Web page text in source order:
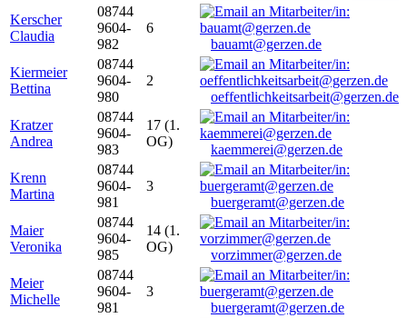
Kerscher
Claudia
08744
9604-
982
6
bauamt@gerzen.de
Kiermeier
Bettina
08744
9604-
980
2
oeffentlichkeitsarbeit@gerzen.de
Kratzer
Andrea
08744
9604-
983
17 (1.
OG)
kaemmerei@gerzen.de
Krenn
Martina
08744
9604-
981
3
buergeramt@gerzen.de
Maier
Veronika
08744
9604-
985
14 (1.
OG)
vorzimmer@gerzen.de
Meier
Michelle
08744
9604-
981
3
buergeramt@gerzen.de